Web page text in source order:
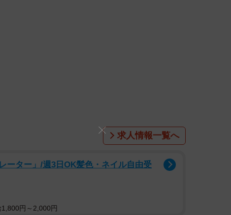
求人情報一覧へ
ーター」/週3日OK髪色・ネイル自由受
円～2,000円